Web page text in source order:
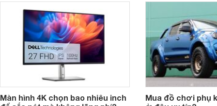
thay vì chỉ so sánh cấu hình trên giấy.
không, dùng được
Màn hình 4K chọn bao nhiêu inch
Mua đồ chơi phụ